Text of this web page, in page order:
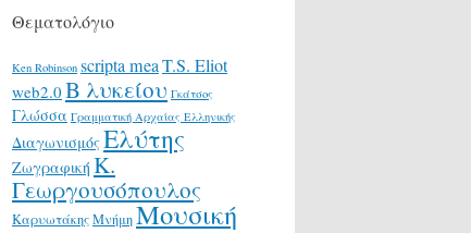
Θεματολόγιο
Ken Robinson scripta meaT.S. Eliot
web2.0 Β λυκείου Γκάτσος
Γλώσσα Γραμματική Αρχαίας Ελληνικής
ΔιαγωνισμόςΕλύτης
Ζωγραφική Κ.
Γεωργουσόπουλος
ΚαρυωτάκηςΜνήμηΜουσική